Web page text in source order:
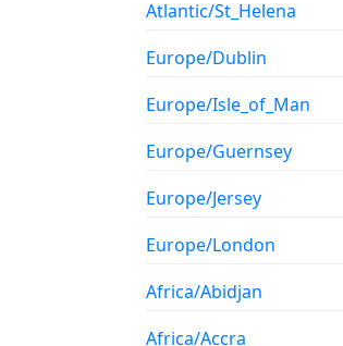
Atlantic/St_Helena
Europe/Dublin
Europe/Isle_of_Man
Europe/Guernsey
Europe/Jersey
Europe/London
Africa/Abidjan
Africa/Accra